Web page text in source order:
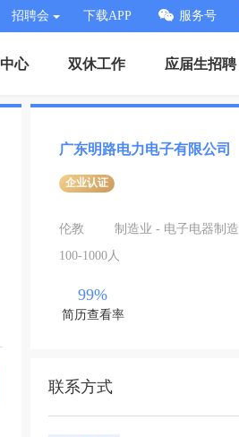
招聘会 下载APP 服务号
心 双休工作 应届生招聘
广东明路电力电子有限公司
企业认证
伦教
制造业 - 电子电器制造
100-1000人
99%
简历查看率
联系方式